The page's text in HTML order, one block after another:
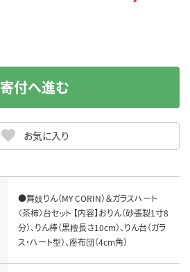
お気に入り
寄付へ進む
●舞妓りん（MY CORIN）＆ガラスハート
〈茶柿〉台セット 【内容】おりん（砂張製1寸8
分）、りん棒（黒檀長さ10cm）、りん台（ガラ
ス・ハート型）、座布団（4cm角）